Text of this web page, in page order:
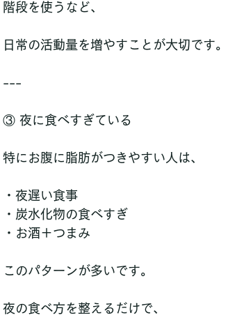
階段を使うなど、
日常の活動量を増やすことが大切です。
---
③ 夜に食べすぎている
特にお腹に脂肪がつきやすい人は、
・夜遅い食事
・炭水化物の食べすぎ
・お酒＋つまみ
このパターンが多いです。
夜の食べ方を整えるだけで、